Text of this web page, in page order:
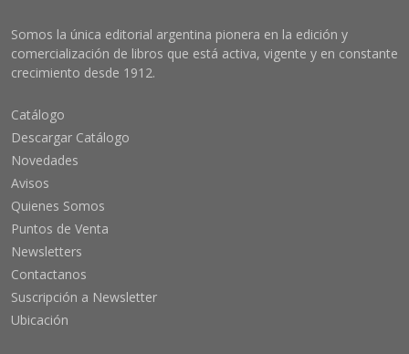
Somos la única editorial argentina pionera en la edición y
comercialización de libros que está activa, vigente y en constante
crecimiento desde 1912.
Catálogo
Descargar Catálogo
Novedades
Avisos
Quienes Somos
Puntos de Venta
Newsletters
Contactanos
Suscripción a Newsletter
Ubicación